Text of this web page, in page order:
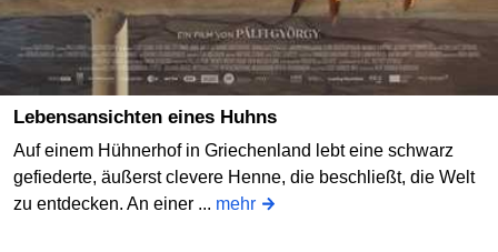
Lebensansichten eines Huhns
Auf einem Hühnerhof in Griechenland lebt eine schwarz
gefiederte, äußerst clevere Henne, die beschließt, die Welt
zu entdecken. An einer ... mehr